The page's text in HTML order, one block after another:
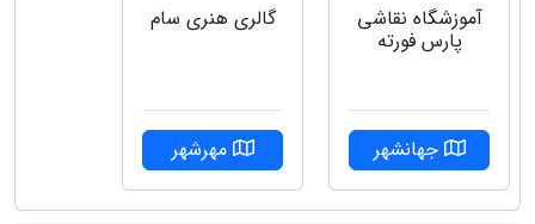
آموزشگاه نقاشی
پارس فورته
جهانشهر
گالری هنری سام
مهرشهر